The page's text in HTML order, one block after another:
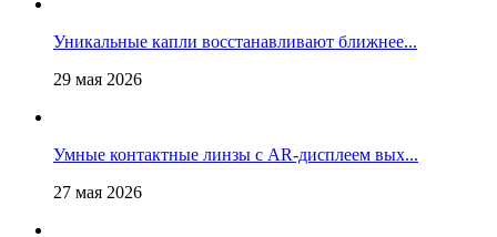
Уникальные капли восстанавливают ближнее...
29 мая 2026
Умные контактные линзы с AR-дисплеем вых...
27 мая 2026